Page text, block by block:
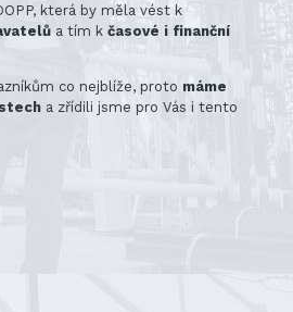
která by měla vést k
a tím kčasové i finanční
co nejblíže, proto máme
a zřídili jsme pro Vás i tento